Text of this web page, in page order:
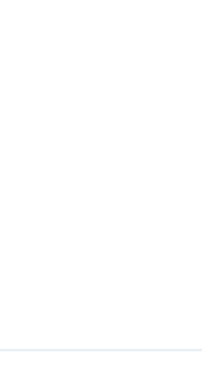
、子ども用の遊具や散策